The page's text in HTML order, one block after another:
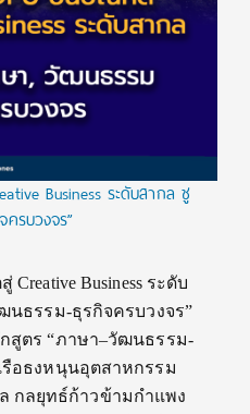
Business ระดับสากล ชู
รบวงจร”
Business ระดับ
ธรรม-ธุรกิจครบวงจร”
สูตร “ภาษา–วัฒนธรรม-
อธงหนุนอุตสาหกรรม
ล กลยุทธ์ก้าวข้ามกำแพง